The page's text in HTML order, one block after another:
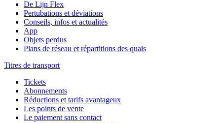
De Lijn Flex
Pertubations et déviations
Conseils, infos et actualités
App
Objets perdus
Plans de réseau et répartitions des quais
Titres de transport
Tickets
Abonnements
Réductions et tarifs avantageux
Les points de vente
Le paiement sans contact